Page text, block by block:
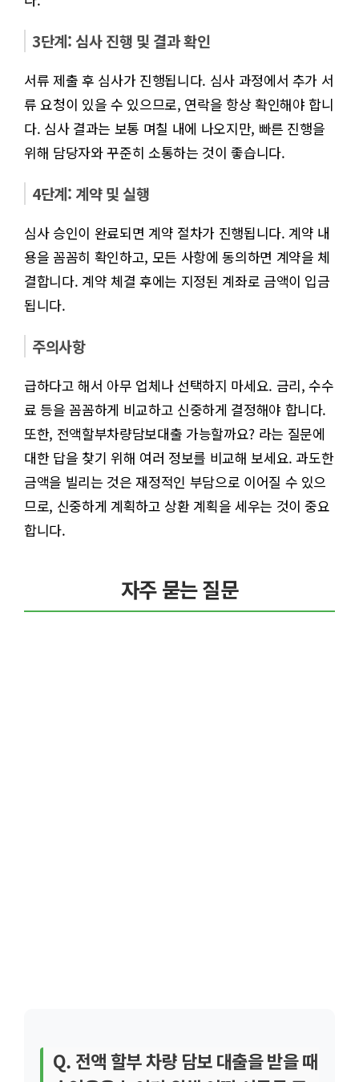
3단계: 심사 진행 및 결과 확인
서류 제출 후 심사가 진행됩니다. 심사 과정에서 추가 서
류 요청이 있을 수 있으므로, 연락을 항상 확인해야 합니
다. 심사 결과는 보통 며칠 내에 나오지만, 빠른 진행을
위해 담당자와 꾸준히 소통하는 것이 좋습니다.
4단계: 계약 및 실행
심사 승인이 완료되면 계약 절차가 진행됩니다. 계약 내
용을 꼼꼼히 확인하고, 모든 사항에 동의하면 계약을 체
결합니다. 계약 체결 후에는 지정된 계좌로 금액이 입금
됩니다.
주의사항
급하다고 해서 아무 업체나 선택하지 마세요. 금리, 수수
료 등을 꼼꼼하게 비교하고 신중하게 결정해야 합니다.
또한, 전액할부차량담보대출 가능할까요? 라는 질문에
대한 답을 찾기 위해 여러 정보를 비교해 보세요. 과도한
금액을 빌리는 것은 재정적인 부담으로 이어질 수 있으
므로, 신중하게 계획하고 상환 계획을 세우는 것이 중요
합니다.
자주 묻는 질문
Q. 전액 할부 차량 담보 대출을 받을 때